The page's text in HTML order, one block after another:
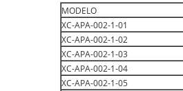
MODELO
XC-APA-002-1-01
XC-APA-002-1-02
XC-APA-002-1-03
XC-APA-002-1-04
XC-APA-002-1-05